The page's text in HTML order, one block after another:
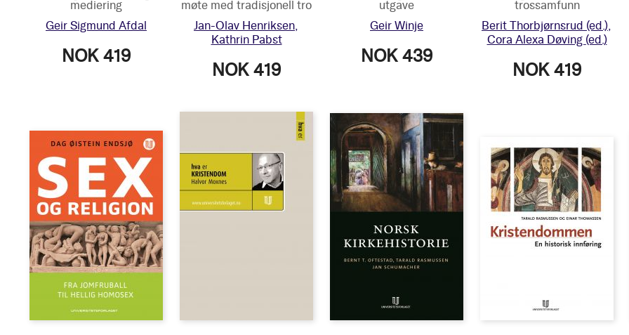
mediering
Geir Sigmund Afdal
NOK 419
møte med tradisjonell tro
Jan-Olav Henriksen
Kathrin Pabst
NOK 419
utgave
Geir Winje
NOK 439
trossamfunn
Berit Thorbjørnsrud (ed.)
Cora Alexa Døving (ed.)
NOK 419